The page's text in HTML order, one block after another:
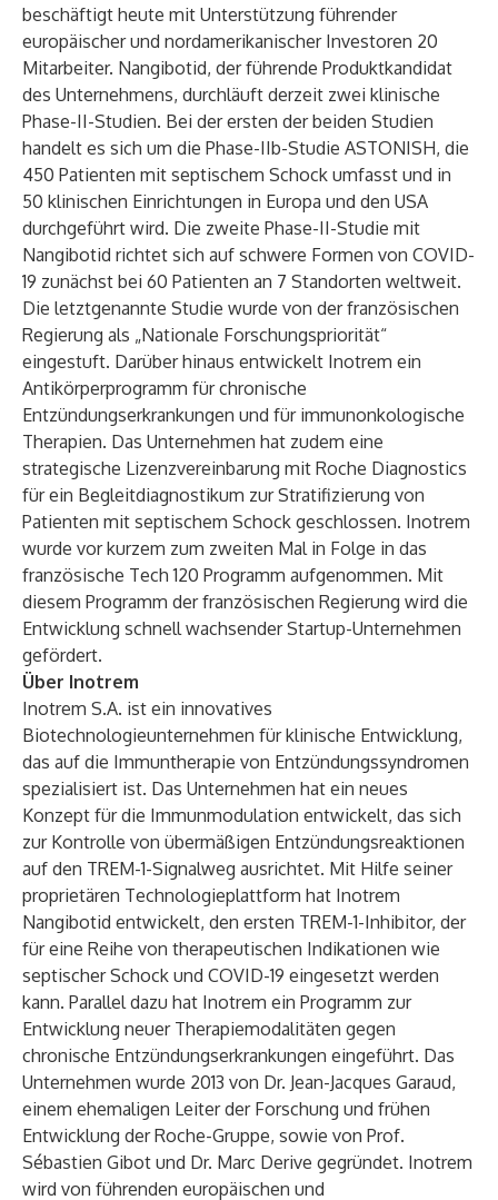
beschäftigt heute mit Unterstützung führender
europäischer und nordamerikanischer Investoren 20
Mitarbeiter. Nangibotid, der führende Produktkandidat
des Unternehmens, durchläuft derzeit zwei klinische
Phase-II-Studien. Bei der ersten der beiden Studien
handelt es sich um die Phase-IIb-Studie ASTONISH, die
450 Patienten mit septischem Schock umfasst und in
50 klinischen Einrichtungen in Europa und den USA
durchgeführt wird. Die zweite Phase-II-Studie mit
Nangibotid richtet sich auf schwere Formen von COVID-
19 zunächst bei 60 Patienten an 7 Standorten weltweit.
Die letztgenannte Studie wurde von der französischen
Regierung als „Nationale Forschungspriorität“
eingestuft. Darüber hinaus entwickelt Inotrem ein
Antikörperprogramm für chronische
Entzündungserkrankungen und für immunonkologische
Therapien. Das Unternehmen hat zudem eine
strategische Lizenzvereinbarung mit Roche Diagnostics
für ein Begleitdiagnostikum zur Stratifizierung von
Patienten mit septischem Schock geschlossen. Inotrem
wurde vor kurzem zum zweiten Mal in Folge in das
französische Tech 120 Programm aufgenommen. Mit
diesem Programm der französischen Regierung wird die
Entwicklung schnell wachsender Startup-Unternehmen
gefördert.
Über Inotrem
Inotrem S.A. ist ein innovatives
Biotechnologieunternehmen für klinische Entwicklung,
das auf die Immuntherapie von Entzündungssyndromen
spezialisiert ist. Das Unternehmen hat ein neues
Konzept für die Immunmodulation entwickelt, das sich
zur Kontrolle von übermäßigen Entzündungsreaktionen
auf den TREM-1-Signalweg ausrichtet. Mit Hilfe seiner
proprietären Technologieplattform hat Inotrem
Nangibotid entwickelt, den ersten TREM-1-Inhibitor, der
für eine Reihe von therapeutischen Indikationen wie
septischer Schock und COVID-19 eingesetzt werden
kann. Parallel dazu hat Inotrem ein Programm zur
Entwicklung neuer Therapiemodalitäten gegen
chronische Entzündungserkrankungen eingeführt. Das
Unternehmen wurde 2013 von Dr. Jean-Jacques Garaud,
einem ehemaligen Leiter der Forschung und frühen
Entwicklung der Roche-Gruppe, sowie von Prof.
Sébastien Gibot und Dr. Marc Derive gegründet. Inotrem
wird von führenden europäischen und